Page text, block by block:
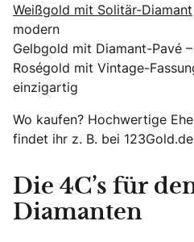
Weißgold mit Solitär-Diamant
modern
Gelbgold mit Diamant-Pavé
Roségold mit Vintage-
einzigartig
Wo kaufen? Hochwertige
findet ihr z. B. bei
Die 4C’s für
Diamanten